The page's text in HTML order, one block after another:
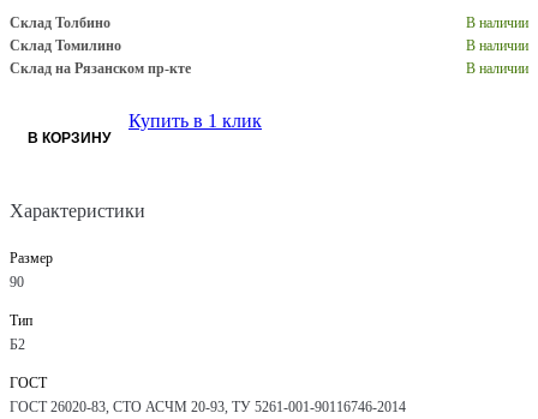
Склад Толбино
В наличии
Склад Томилино
В наличии
Склад на Рязанском пр-кте
В наличии
В КОРЗИНУ
Купить в 1 клик
Характеристики
Размер
90
Тип
Б2
ГОСТ
ГОСТ 26020-83, СТО АСЧМ 20-93, ТУ 5261-001-90116746-2014